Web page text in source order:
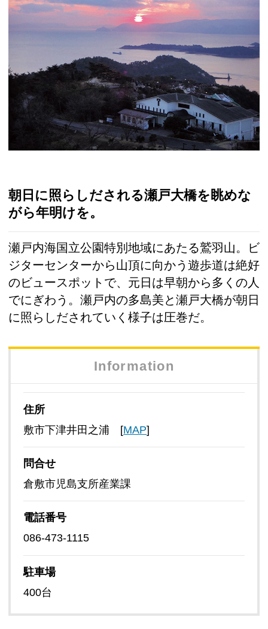
朝日に照らしだされる瀬戸大橋を眺めな
がら年明けを。
瀬戸内海国立公園特別地域にあたる鷲羽山。ビ
ジターセンターから山頂に向かう遊歩道は絶好
のビュースポットで、元日は早朝から多くの人
でにぎわう。瀬戸内の多島美と瀬戸大橋が朝日
に照らしだされていく様子は圧巻だ。
Information
住所
敷市下津井田之浦 [MAP]
問合せ
倉敷市児島支所産業課
電話番号
086-473-1115
駐車場
400台